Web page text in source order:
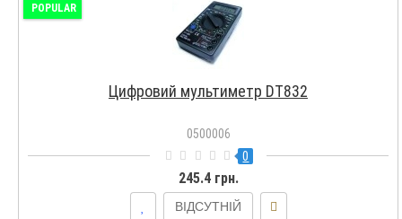
POPULAR
Цифровий мультиметр DT832
0500006
0
245.4 грн.
ВІДСУТНІЙ